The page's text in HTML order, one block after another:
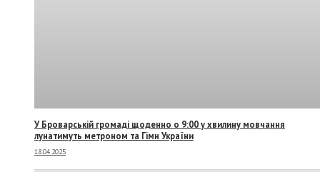
У Броварській громаді щоденно о 9:00 у хвилину мовчання
лунатимуть метроном та Гімн України
18.04.2025